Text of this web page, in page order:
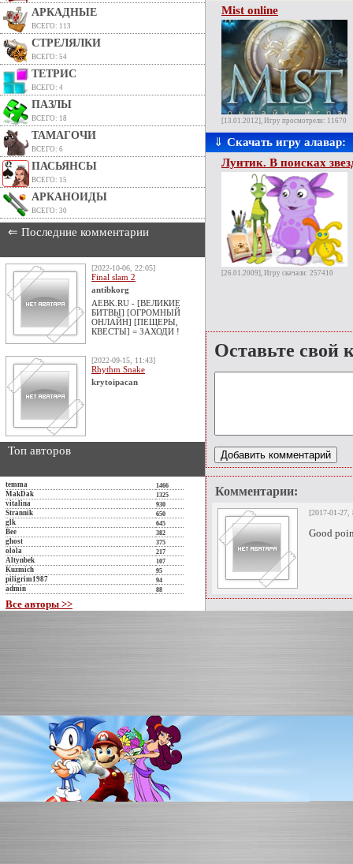
АРКАДНЫЕ
ВСЕГО: 113
СТРЕЛЯЛКИ
ВСЕГО: 54
ТЕТРИС
ВСЕГО: 4
ПАЗЛЫ
ВСЕГО: 18
ТАМАГОЧИ
ВСЕГО: 6
ПАСЬЯНСЫ
ВСЕГО: 15
АРКАНОИДЫ
ВСЕГО: 30
⇐ Последние комментарии
[2022-10-06, 22:05]
Final slam 2
antibkorg
AEBK.RU - [ВЕЛИКИЕ
БИТВЫ] [ОГРОМНЫЙ
ОНЛАЙН] [ПЕЩЕРЫ,
КВЕСТЫ] = ЗАХОДИ !
[2022-09-15, 11:43]
Rhythm Snake
krytoipacan
Топ авторов
temma 1466
MakDak 1325
vitalina 930
Strannik 650
glk 645
Bee 382
ghost 375
olola 217
Altynbek 107
Kuzmich 95
piligrim1987 94
admin 88
Все авторы >>
Mist online
[13.01.2012], Игру просмотрели: 11670
⇓ Скачать игру алавар:
Лунтик. В поисках
[26.01.2009], Игру скачали: 257410
Оставьте свой
Комментарии:
[2017-01-27,
Good